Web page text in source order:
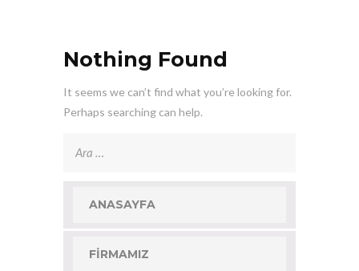
Nothing Found
It seems we can’t find what you’re looking for.
Perhaps searching can help.
ANASAYFA
FIRMAMIZ